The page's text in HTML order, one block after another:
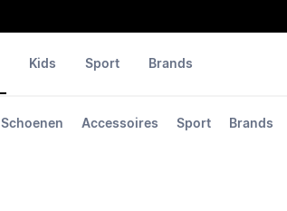
Schoenen Accessoires Sport Brands
Kids Sport Brands